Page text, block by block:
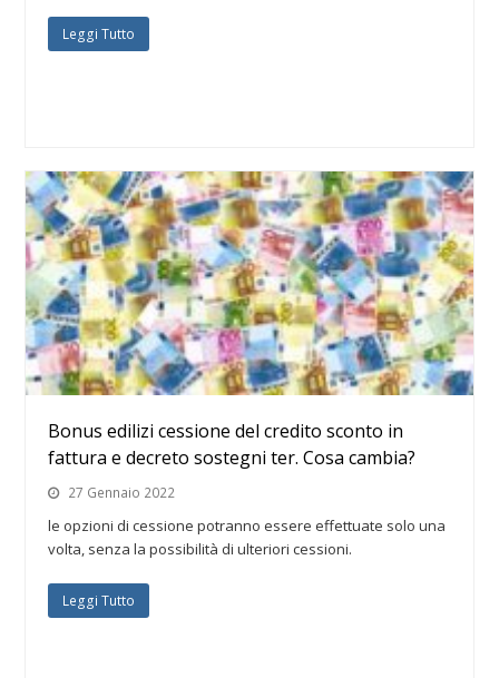
Leggi Tutto
Bonus edilizi cessione del credito sconto in
fattura e decreto sostegni ter. Cosa cambia?
27 Gennaio 2022
le opzioni di cessione potranno essere effettuate solo una
volta, senza la possibilità di ulteriori cessioni.
Leggi Tutto